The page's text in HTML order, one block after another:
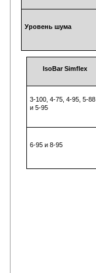
Уровень шума
IsoBar Simflex
3-100, 4-75, 4-95, 5-88
и 5-95
6-95 и 8-95